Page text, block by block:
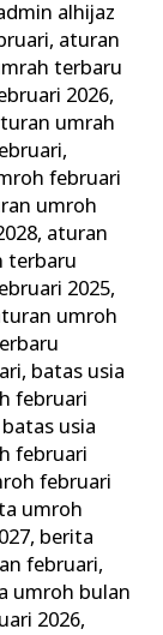
alhijaz
, aturan
terbaru
2026,
umrah
,
februari
umroh
, aturan
terbaru
2025,
umroh
, batas usia
februari
batas usia
februari
februari
umroh
, berita
februari,
umroh bulan
2026,